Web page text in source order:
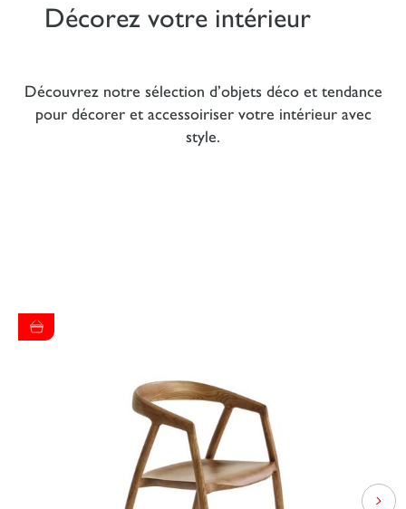
Décorez votre intérieur
Découvrez notre sélection d’objets déco et tendance
pour décorer et accessoiriser votre intérieur avec
style.